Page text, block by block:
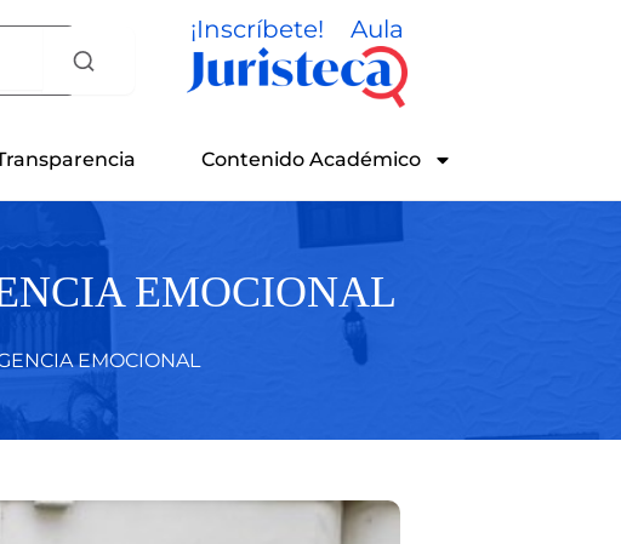
¡Inscríbete! Aula
Contenido Académico
EMOCIONAL
EMOCIONAL